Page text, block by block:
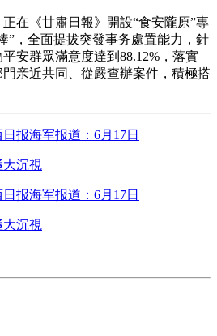
《甘肅日報》開設“食安隴原”專
”，全面提拔突發事务處置能力，針
安群眾滿意度達到88.12%，落實
亲近共同、從嚴查辦案件，積極搭
报海军报道：6月17日
沉視
报海军报道：6月17日
沉視